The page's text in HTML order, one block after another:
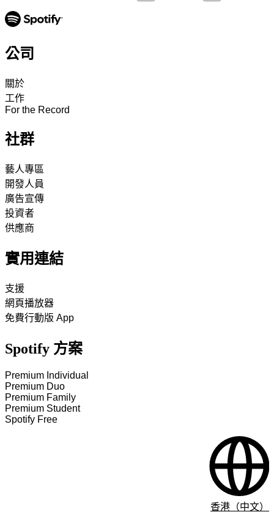
公司
關於
工作
For the Record
社群
藝人專區
開發人員
廣告宣傳
投資者
供應商
實用連結
支援
網頁播放器
免費行動版 App
Spotify 方案
Premium Individual
Premium Duo
Premium Family
Premium Student
Spotify Free
香港（中文）